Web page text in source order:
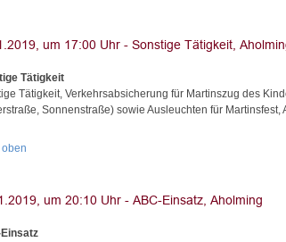
Tätigkeit
Tätigkeit, Verkehrsabsicherung für Martinszug des
Sonnenstraße) sowie Ausleuchten für Martinsfest,
oben